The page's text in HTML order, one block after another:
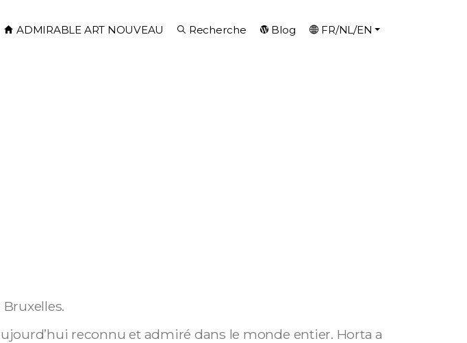
ADMIRABLE ART NOUVEAU Recherche Blog FR/NL/EN
reconnu et admiré dans le monde entier. Horta a